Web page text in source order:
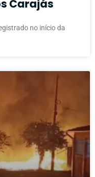
Carajás
no início da